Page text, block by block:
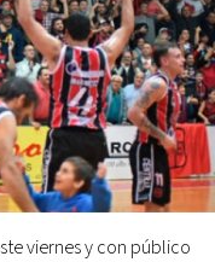
viernes y con público